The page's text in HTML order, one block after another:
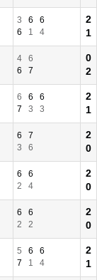
3 6
6
6
1 4
2
1
4
6
6
7
0
2
6 6
6
7
3 3
2
1
6
7
3
6
2
0
6
6
2
4
2
0
6
6
2
2
2
0
5 6
6
7
1 4
2
1